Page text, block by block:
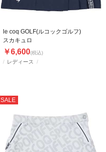
レディース
le coq GOLF(ルコックゴルフ)
スカキュロ
￥6,600(税込)
SALE